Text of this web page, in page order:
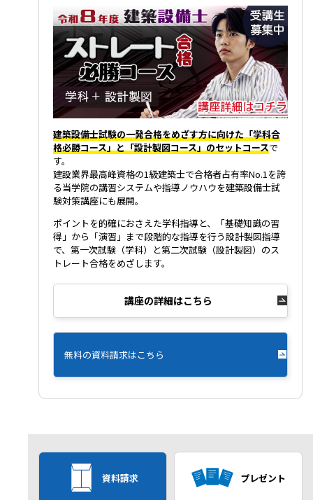
建築設備士試験の一発合格をめざす方に向けた「学科合
格必勝コース」と「設計製図コース」のセットコースで
す。
建設業界最高峰資格の1級建築士で合格者占有率No.1を誇
る当学院の講習システムや指導ノウハウを建築設備士試
験対策講座にも展開。
ポイントを的確におさえた学科指導と、「基礎知識の習
得」から「演習」まで段階的な指導を行う設計製図指導
で、第一次試験（学科）と第二次試験（設計製図）のス
トレート合格をめざします。
講座の詳細はこちら
無料の資料請求はこちら
資料請求 プレゼント